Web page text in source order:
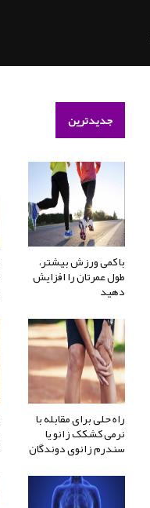
جدیدترین
با کمی ورزش بیشتر،
طول عمرتان را افزایش
دهید
راه حلی برای مقابله با
نرمی کشکک زانو یا
سندرم زانوی دوندگان